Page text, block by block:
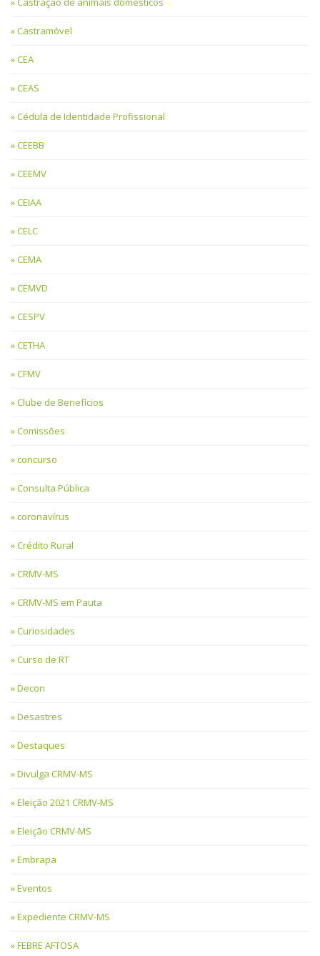
Castramóvel
CEA
CEAS
Cédula de Identidade Profissional
CEEBB
CEEMV
CEIAA
CELC
CEMA
CEMVD
CESPV
CETHA
CFMV
Clube de Benefícios
Comissões
concurso
Consulta Pública
coronavírus
Crédito Rural
CRMV-MS
CRMV-MS em Pauta
Curiosidades
Curso de RT
Decon
Desastres
Destaques
Divulga CRMV-MS
Eleição 2021 CRMV-MS
Eleição CRMV-MS
Embrapa
Eventos
Expediente CRMV-MS
FEBRE AFTOSA